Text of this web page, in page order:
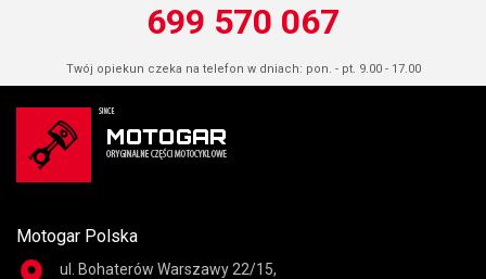
699 570 067
Twój opiekun czeka na telefon w dniach: pon. - pt. 9.00 - 17.00
Motogar Polska
ul. Bohaterów Warszawy 22/15,